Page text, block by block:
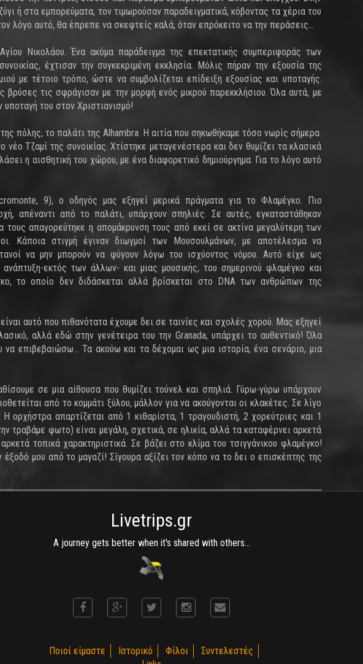
ή στα εμπορεύματα, τον τιμωρούσαν παραδειγματικά, κόβοντας τα χέρια του
λόγο αυτό, θα έπρεπε να σκεφτείς καλά, όταν επρόκειτο να την περάσεις...
Νικολάου. Ένα ακόμα παράδειγμα της επεκτατικής συμπεριφοράς των
έχτισαν την συγκεκριμένη εκκλησία. Μόλις πήραν την εξουσία της
με τέτοιο τρόπο, ώστε να συμβολίζεται επίδειξη εξουσίας και υποταγής.
βρύσες τις σφράγισαν με την μορφή ενός μικρού παρεκκλήσιου. Όλα αυτά, με
του στον Χριστιανισμό!
πόλης, το παλάτι της Alhambra. Η αιτία που σηκωθήκαμε τόσο νωρίς σήμερα.
Τζαμί της συνοικίας. Χτίστηκε μεταγενέστερα και δεν θυμίζει τα κλασικά
η αισθητική του χώρου, με ένα διαφορετικό δημιούργημα. Για το λόγο αυτό
9), ο οδηγός μας εξηγεί μερικά πράγματα για το Φλαμέγκο. Πιο
απέναντι από το παλάτι, υπάρχουν σπηλιές. Σε αυτές, εγκαταστάθηκαν
τους απαγορεύτηκε η απομάκρυνση τους από εκεί σε ακτίνα μεγαλύτερη των
Κάποια στιγμή έγιναν διωγμοί των Μουσουλμάνων, με αποτέλεσμα να
να μην μπορούν να φύγουν λόγω του ισχύοντος νόμου. Αυτό είχε ως
εκτός των άλλων- και μιας μουσικής, του σημερινού φλαμέγκο και
το οποίο δεν διδάσκεται αλλά βρίσκεται στο DNA των ανθρώπων της
αυτό που πιθανότατα έχουμε δει σε ταινίες και σχολές χορού. Μας εξηγεί
αλλά εδώ στην γενέτειρα του την Granada, υπάρχει το αυθεντικό! Όλα
επιβεβαιώσω... Τα ακούω και τα δέχομαι ως μια ιστορία, ένα σενάριο, μια
σε μια αίθουσα που θυμίζει τούνελ και σπηλιά. Γύρω-γύρω υπάρχουν
από το κομμάτι ξύλου, μάλλον για να ακούγονται οι κλακέτες. Σε λίγο
Η ορχήστρα απαρτίζεται από 1 κιθαρίστα, 1 τραγουδιστή, 2 χορεύτριες και 1
τραβάμε φωτο) είναι μεγάλη, σχετικά, σε ηλικία, αλλά τα καταφέρνει αρκετά
τοπικά χαρακτηριστικά. Σε βάζει στο κλίμα του τσιγγάνικου φλαμέγκο!
έξοδό μου από το μαγαζί! Σίγουρα αξίζει τον κόπο να το δει ο επισκέπτης της
Livetrips.gr
A journey gets better when it's shared with others...
Ποιοί είμαστε Ιστορικό Φίλοι
Συντελεστές